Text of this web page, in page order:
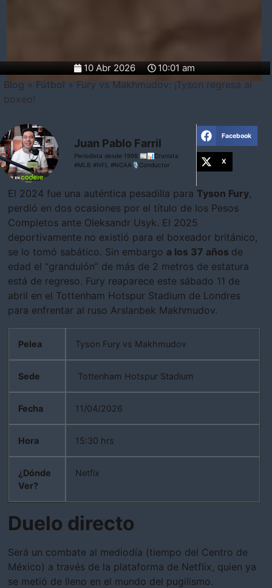
10 Abr 2026 10:01 am
Blog»Fútbol»Fury vs Makhmudov: ¡Tyson regresa al
boxeo!
Juan Pablo Farril
Periodista desde 1998 📰📊Cronista
#MLB #NFL #NCAA🎙Conductor
Facebook
X
El 2024 fue una auténtica pesadilla para Tyson Fury,
perdió en dos ocasiones por el título de los Pesos
Completos ante Oleksandr Usyk. El 2025
deportivamente no existió para el boxeador británico,
se lo tomó sabático. Sin embargo a los 37 años de
edad el “grandulón” de más de 2 metros de estatura
está de regreso. Fury reaparece este sábado 11 de
abril en el Tottenham Hotspur Stadium de Londres
para enfrentar al ruso Arslanbek Makhmudov.
Pelea
Sede
Fecha
Hora
¿Dónde
Ver?
Tyson Fury vs Makhmudov
Tottenham Hotspur Stadium
11/04/2026
15:30 hrs
Netfix
Duelo directo
Será un combate al mediodía (tiempo del Centro de
México) a través de la plataforma de Netflix, quien ya
se metió de lleno en el mundo del pugilismo.